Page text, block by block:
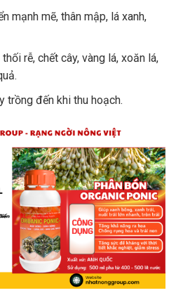
mạnh mẽ, thân mập, lá xanh,
rễ, chết cây, vàng lá, xoăn lá,
trồng đến khi thu hoạch.